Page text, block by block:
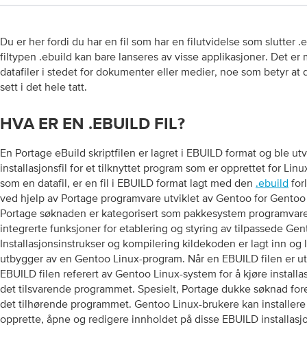
Du er her fordi du har en fil som har en filutvidelse som slutter
filtypen .ebuild kan bare lanseres av visse applikasjoner. Det
datafiler i stedet for dokumenter eller medier, noe som betyr at
sett i det hele tatt.
HVA ER EN .EBUILD FIL?
En Portage eBuild skriptfilen er lagret i EBUILD format og ble
installasjonsfil for et tilknyttet program som er opprettet for
som en datafil, er en fil i EBUILD format lagt med den .ebuild
ved hjelp av Portage programvare utviklet av Gentoo for
Portage søknaden er kategorisert som pakkesystem
integrerte funksjoner for etablering og styring av tilpassede
Installasjonsinstrukser og kompilering kildekoden er lagt inn og
utbygger av en Gentoo Linux-program. Når en EBUILD filen er
EBUILD filen referert av Gentoo Linux-system for å kjøre
det tilsvarende programmet. Spesielt, Portage dukke søknad
det tilhørende programmet. Gentoo Linux-brukere kan
opprette, åpne og redigere innholdet på disse EBUILD